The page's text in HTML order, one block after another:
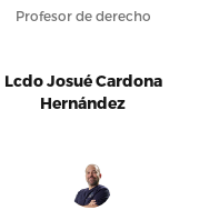
Profesor de derecho
Lcdo Josué Cardona
Hernández